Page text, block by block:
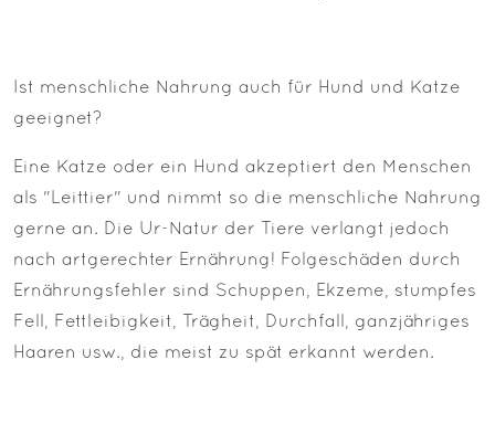
Ist menschliche Nahrung auch für Hund und Katze
geeignet?
Eine Katze oder ein Hund akzeptiert den Menschen
als "Leittier" und nimmt so die menschliche Nahrung
gerne an. Die Ur-Natur der Tiere verlangt jedoch
nach artgerechter Ernährung! Folgeschäden durch
Ernährungsfehler sind Schuppen, Ekzeme, stumpfes
Fell, Fettleibigkeit, Trägheit, Durchfall, ganzjähriges
Haaren usw., die meist zu spät erkannt werden.